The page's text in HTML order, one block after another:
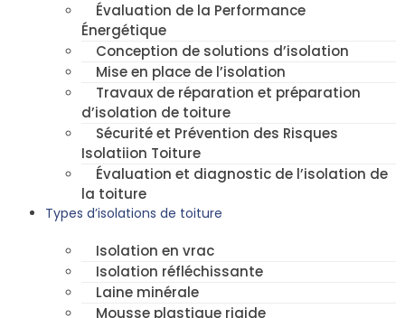
Évaluation de la Performance
Énergétique
Conception de solutions d’isolation
Mise en place de l’isolation
Travaux de réparation et préparation
d’isolation de toiture
Sécurité et Prévention des Risques
Isolatiion Toiture
Évaluation et diagnostic de l’isolation de
la toiture
Types d’isolations de toiture
Isolation en vrac
Isolation réfléchissante
Laine minérale
Mousse plastique rigide